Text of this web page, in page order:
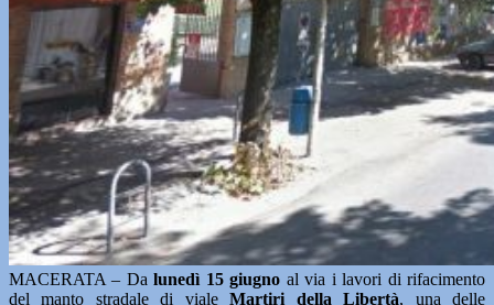
MACERATA – Dalunedì 15 giugno al via i lavori di rifacimento
del manto stradale di vialeMartiri della Libertà, una delle